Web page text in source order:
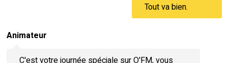
Tout va bien.
Animateur
C'est votre journée spéciale sur O'FM, vous